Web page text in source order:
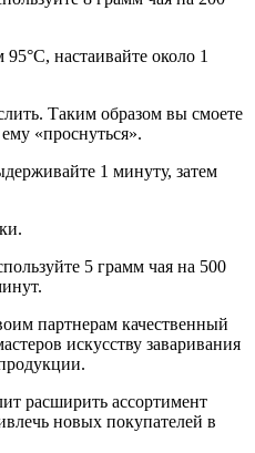
настаивайте около 1
Таким образом вы смоете
«проснуться».
1 минуту, затем
5 грамм чая на 500
партнерам качественный
искусству заваривания
расширить ассортимент
новых покупателей в